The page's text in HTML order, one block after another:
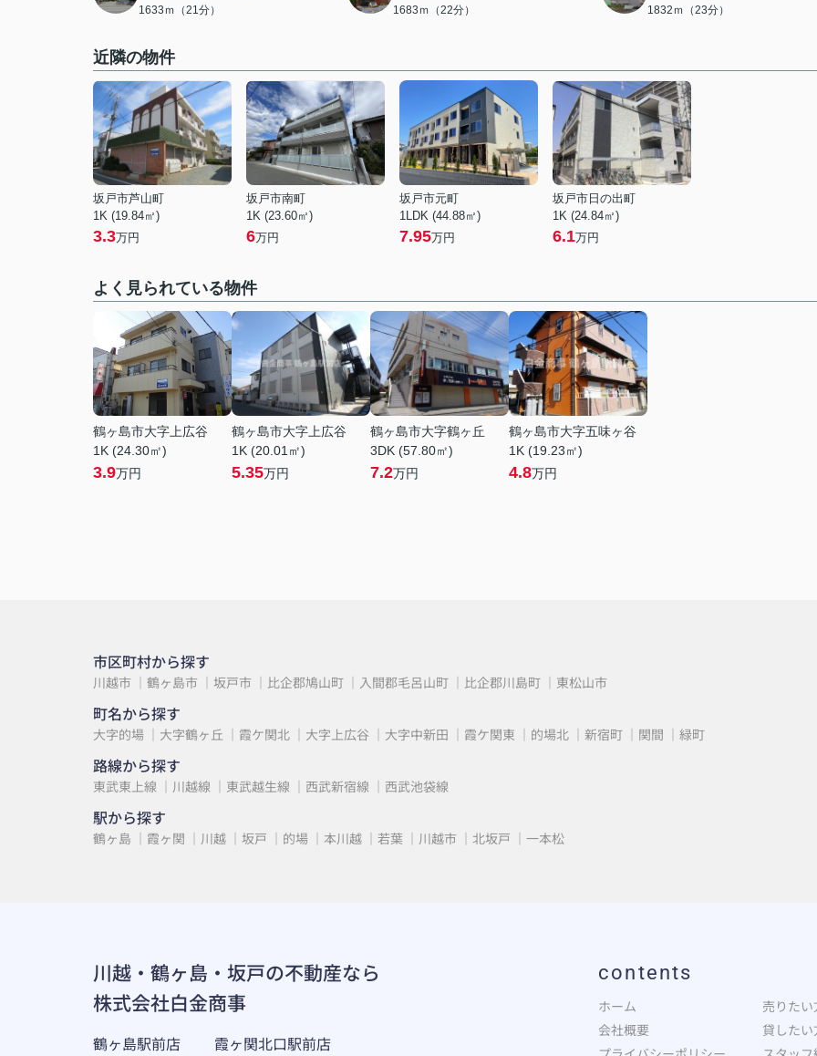
1633ｍ（21分） 1683ｍ（22分） 1832ｍ（23分）
近隣の物件
坂戸市芦山町
1K (19.84㎡)
3.3万円
坂戸市南町
1K (23.60㎡)
6万円
坂戸市元町
1LDK (44.88㎡)
7.95万円
坂戸市日の出町
1K (24.84㎡)
6.1万円
よく見られている物件
鶴ヶ島市大字上広谷
1K (24.30㎡)
3.9万円
鶴ヶ島市大字上広谷
1K (20.01㎡)
5.35万円
鶴ヶ島市大字鶴ヶ丘
3DK (57.80㎡)
7.2万円
鶴ヶ島市大字五味ヶ谷
1K (19.23㎡)
4.8万円
市区町村から探す
川越市 鶴ヶ島市 坂戸市 比企郡鳩山町 入間郡毛呂山町 比企郡川島町 東松山市
町名から探す
大字的場 大字鶴ヶ丘 霞ケ関北 大字上広谷 大字中新田 霞ケ関東 的場北 新宿町 関間 緑町
路線から探す
東武東上線 川越線 東武越生線 西武新宿線 西武池袋線
駅から探す
鶴ヶ島 霞ヶ関 川越 坂戸 的場 本川越 若葉 川越市 北坂戸 一本松
川越・鶴ヶ島・坂戸の不動産なら
株式会社白金商事
鶴ヶ島駅前店 霞ヶ関北口駅前店
contents
ホーム
売りたい
会社概要
貸したい